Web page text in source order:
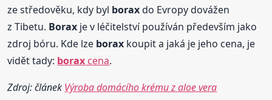
ze středověku, kdy byl boraxdo Evropy dovážen
z Tibetu. Borax je v léčitelství používán především jako
zdroj bóru. Kde lze borax koupit a jaká je jeho cena, je
vidět tady: borax cena.
Zdroj: článek Výroba domácího krému z aloe vera